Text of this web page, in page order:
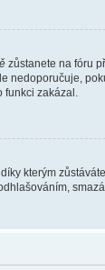
zůstanete na fóru
nedoporučuje,
zakázal.
kterým